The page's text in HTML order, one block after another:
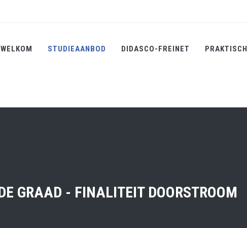
WELKOM STUDIEAANBOD DIDASCO-FREINET PRAKTISCH
GRAAD - FINALITEIT DOORSTROOM